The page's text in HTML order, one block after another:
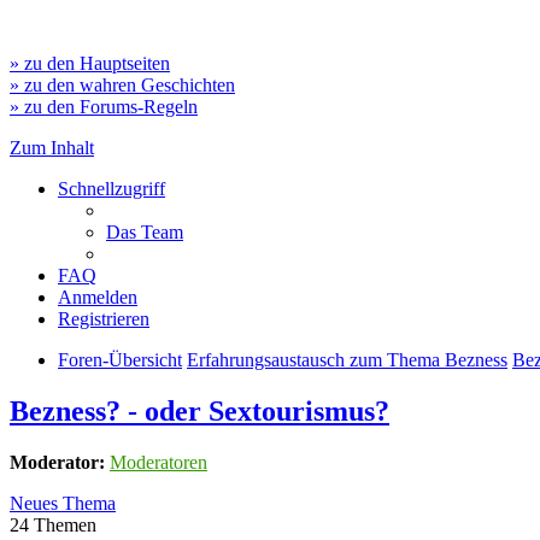
» zu den Hauptseiten
» zu den wahren Geschichten
» zu den Forums-Regeln
Zum Inhalt
Schnellzugriff
Das Team
FAQ
Anmelden
Registrieren
Foren-Übersicht Erfahrungsaustausch zum Thema Bezness
Bezness? - oder Sextourismus?
Moderator: Moderatoren
Neues Thema
24 Themen